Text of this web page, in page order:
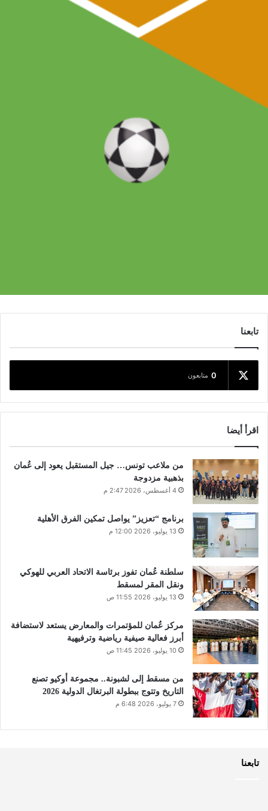
تابعنا
0 متابعون
اقرأ أيضا
من ملاعب تونس… جيل المستقبل يعود إلى عُمان
بذهبية مزدوجة
4 أغسطس، 2026 2:47 م
برنامج “تعزيز” يواصل تمكين الفرق الأهلية
13 يوليو، 2026 12:00 م
سلطنة عُمان تفوز برئاسة الاتحاد العربي للهوكي
ونقل المقر لمسقط
13 يوليو، 2026 11:55 ص
مركز عُمان للمؤتمرات والمعارض يستعد لاستضافة
أبرز فعالية صيفية رياضية وترفيهية
10 يوليو، 2026 11:45 ص
من مسقط إلى لشبونة.. مجموعة أوكيو تصنع
التاريخ وتتوج ببطولة البرتغال الدولية 2026
7 يوليو، 2026 6:48 م
تابعنا